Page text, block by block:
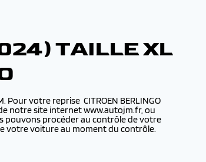
TAILLE XL
Pour votre reprise CITROEN BERLINGO
de notre site internet www.autojm.fr, ou
pouvons procéder au contrôle de votre
de votre voiture au moment du contrôle.